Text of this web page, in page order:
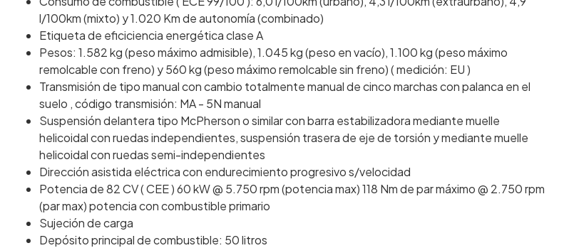
l/100km (mixto) y 1.020 Km de autonomía (combinado)
Etiqueta de eficiciencia energética clase A
Pesos: 1.582 kg (peso máximo admisible), 1.045 kg (peso en vacío), 1.100 kg (peso máximo
remolcable con freno) y 560 kg (peso máximo remolcable sin freno) ( medición: EU )
Transmisión de tipo manual con cambio totalmente manual de cinco marchas con palanca en el
suelo , código transmisión: MA - 5N manual
Suspensión delantera tipo McPherson o similar con barra estabilizadora mediante muelle
helicoidal con ruedas independientes, suspensión trasera de eje de torsión y mediante muelle
helicoidal con ruedas semi-independientes
Dirección asistida eléctrica con endurecimiento progresivo s/velocidad
Potencia de 82 CV ( CEE ) 60 kW @ 5.750 rpm (potencia max) 118 Nm de par máximo @ 2.750 rpm
(par max) potencia con combustible primario
Sujeción de carga
Depósito principal de combustible: 50 litros